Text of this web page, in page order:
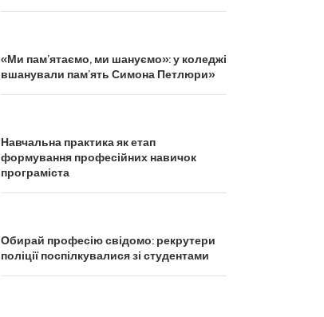
«Ми пам’ятаємо, ми шануємо»: у коледжі
вшанували пам’ять Симона Петлюри»
Навчальна практика як етап
формування професійних навичок
програміста
Обирай професію свідомо: рекрутери
поліції поспілкувалися зі студентами